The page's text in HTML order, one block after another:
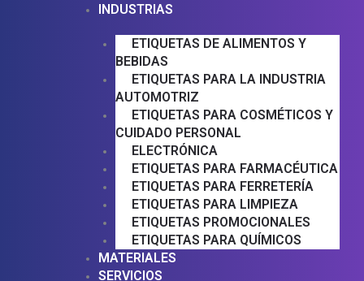
INDUSTRIAS
ETIQUETAS DE ALIMENTOS Y
BEBIDAS
ETIQUETAS PARA LA INDUSTRIA
AUTOMOTRIZ
ETIQUETAS PARA COSMÉTICOS Y
CUIDADO PERSONAL
ELECTRÓNICA
ETIQUETAS PARA FARMACÉUTICA
ETIQUETAS PARA FERRETERÍA
ETIQUETAS PARA LIMPIEZA
ETIQUETAS PROMOCIONALES
ETIQUETAS PARA QUÍMICOS
MATERIALES
SERVICIOS